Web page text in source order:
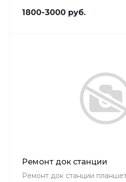
уделяем особое внимание.
1800-3000 руб.
Ремонт док станции
Ремонт док станции